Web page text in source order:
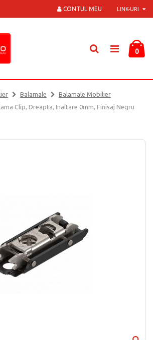
LINK-URI
CONTUL MEU
0
Balamale
Balamale Mobilier
Clip, Dreapta, Inaltare 0mm, Finisaj Negru